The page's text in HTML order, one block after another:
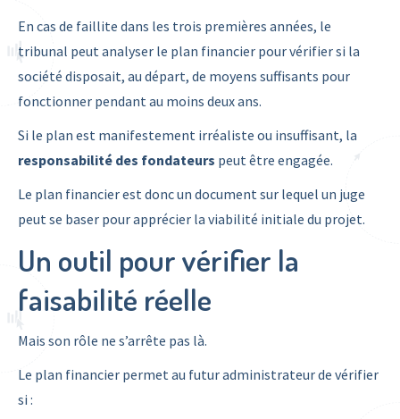
En cas de faillite dans les trois premières années, le
tribunal peut analyser le plan financier pour vérifier si la
société disposait, au départ, de moyens suffisants pour
fonctionner pendant au moins deux ans.
Si le plan est manifestement irréaliste ou insuffisant, la
responsabilité des fondateurs peut être engagée.
Le plan financier est donc un document sur lequel un juge
peut se baser pour apprécier la viabilité initiale du projet.
Un outil pour vérifier la
faisabilité réelle
Mais son rôle ne s’arrête pas là.
Le plan financier permet au futur administrateur de vérifier
si :